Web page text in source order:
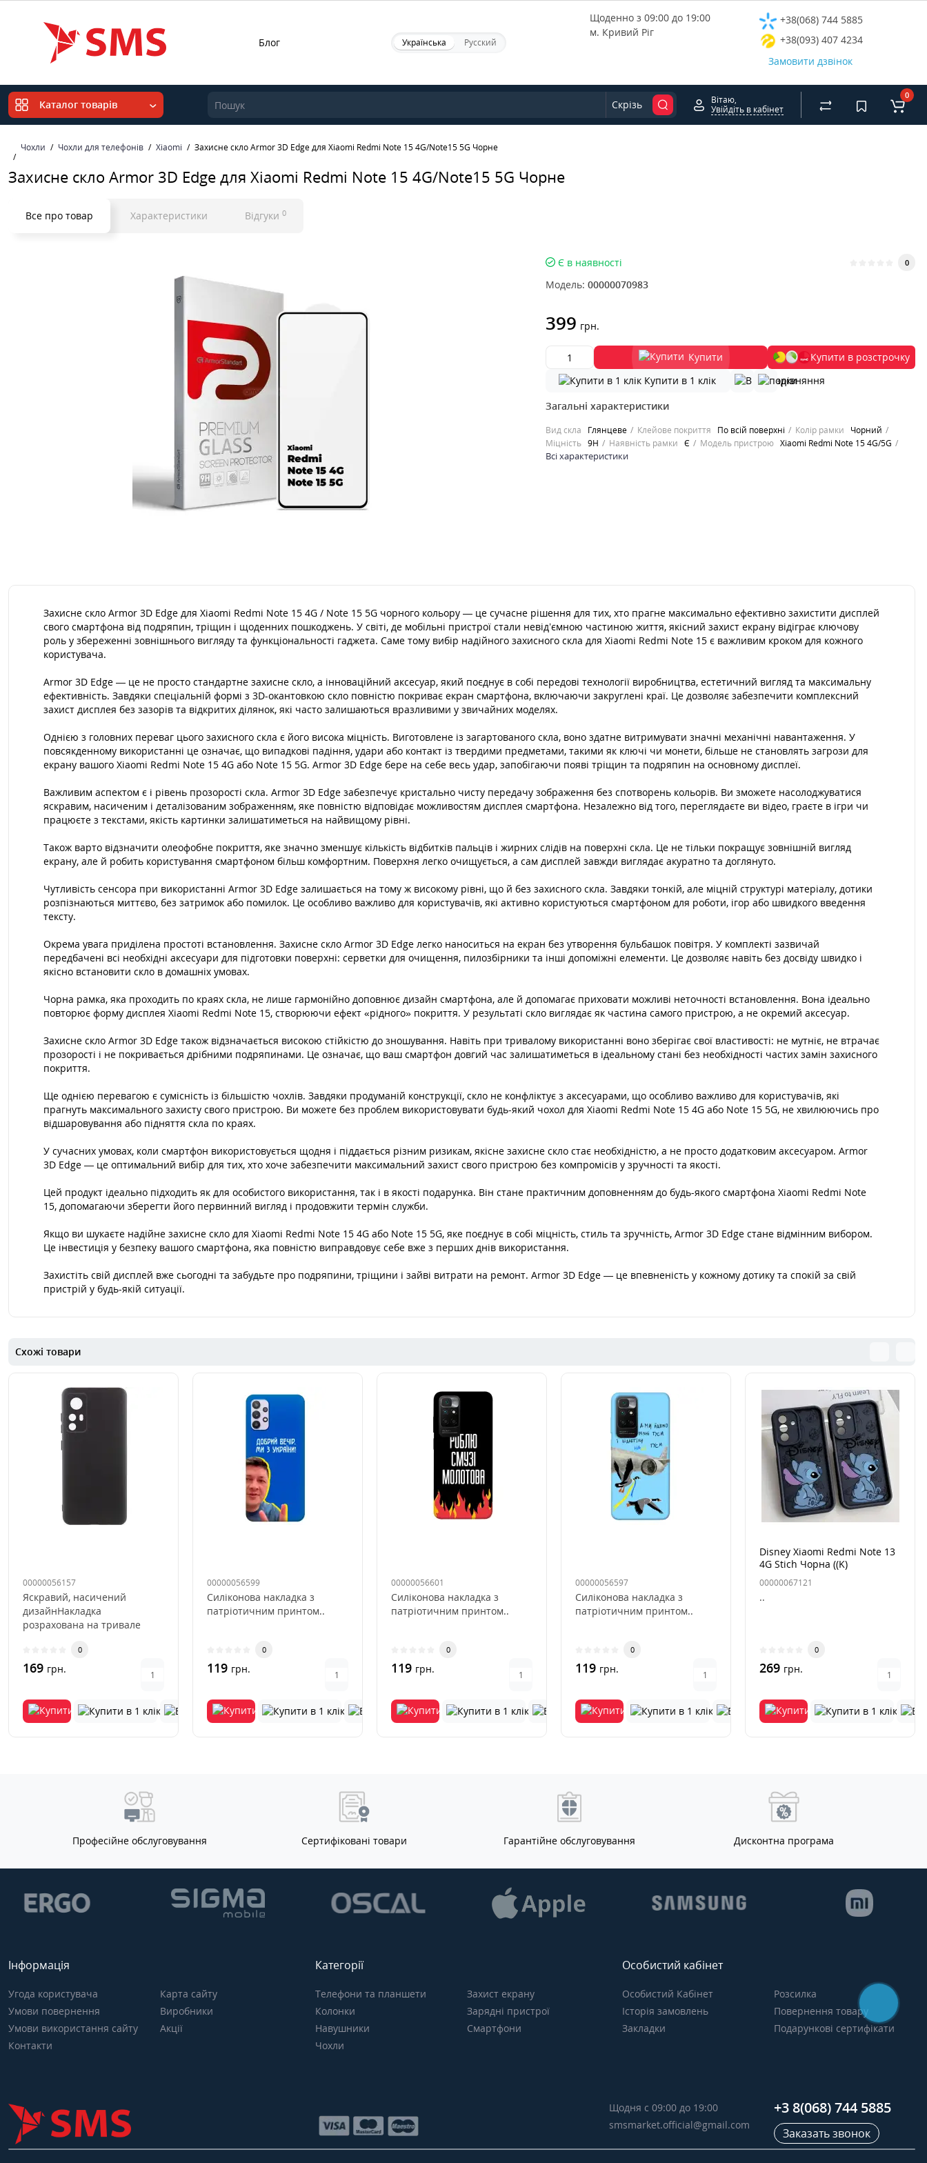
Блог Українська Русский
Щоденно з 09:00 до 19:00
м. Кривий Ріг
+38(068) 744 5885
+38(093) 407 4234
Замовити дзвінок
Каталог товарів Скрізь
Вітаю,
Увійдіть в кабінет
0
Чохли Чохли для телефонів Xiaomi Захисне скло Armor 3D Edge для Xiaomi Redmi Note 15 4G/Note15 5G Чорне
Захисне скло Armor 3D Edge для Xiaomi Redmi Note 15 4G/Note15 5G Чорне
Все про товар Характеристики Відгуки 0
Є в наявності 0
Модель: 00000070983
399 грн.
Купити
Купити в розстрочку
Купити в 1 клік
Загальні характеристики
Вид скла Глянцеве Клейове покриття По всій поверхні Колір рамки
Чорний
Міцність 9H Наявність рамки Є Модель пристрою Xiaomi Redmi Note 15 4G/5G
Всі характеристики
Захисне скло Armor 3D Edge для Xiaomi Redmi Note 15 4G / Note 15 5G чорного кольору — це сучасне рішення для тих, хто прагне максимально ефективно захистити дисплей
свого смартфона від подряпин, тріщин і щоденних пошкоджень. У світі, де мобільні пристрої стали невід’ємною частиною життя, якісний захист екрану відіграє ключову
роль у збереженні зовнішнього вигляду та функціональності гаджета. Саме тому вибір надійного захисного скла для Xiaomi Redmi Note 15 є важливим кроком для кожного
користувача.
Armor 3D Edge — це не просто стандартне захисне скло, а інноваційний аксесуар, який поєднує в собі передові технології виробництва, естетичний вигляд та максимальну
ефективність. Завдяки спеціальній формі з 3D-окантовкою скло повністю покриває екран смартфона, включаючи закруглені краї. Це дозволяє забезпечити комплексний
захист дисплея без зазорів та відкритих ділянок, які часто залишаються вразливими у звичайних моделях.
Однією з головних переваг цього захисного скла є його висока міцність. Виготовлене із загартованого скла, воно здатне витримувати значні механічні навантаження. У
повсякденному використанні це означає, що випадкові падіння, удари або контакт із твердими предметами, такими як ключі чи монети, більше не становлять загрози для
екрану вашого Xiaomi Redmi Note 15 4G або Note 15 5G. Armor 3D Edge бере на себе весь удар, запобігаючи появі тріщин та подряпин на основному дисплеї.
Важливим аспектом є і рівень прозорості скла. Armor 3D Edge забезпечує кристально чисту передачу зображення без спотворень кольорів. Ви зможете насолоджуватися
яскравим, насиченим і деталізованим зображенням, яке повністю відповідає можливостям дисплея смартфона. Незалежно від того, переглядаєте ви відео, граєте в ігри чи
працюєте з текстами, якість картинки залишатиметься на найвищому рівні.
Також варто відзначити олеофобне покриття, яке значно зменшує кількість відбитків пальців і жирних слідів на поверхні скла. Це не тільки покращує зовнішній вигляд
екрану, але й робить користування смартфоном більш комфортним. Поверхня легко очищується, а сам дисплей завжди виглядає акуратно та доглянуто.
Чутливість сенсора при використанні Armor 3D Edge залишається на тому ж високому рівні, що й без захисного скла. Завдяки тонкій, але міцній структурі матеріалу, дотики
розпізнаються миттєво, без затримок або помилок. Це особливо важливо для користувачів, які активно користуються смартфоном для роботи, ігор або швидкого введення
тексту.
Окрема увага приділена простоті встановлення. Захисне скло Armor 3D Edge легко наноситься на екран без утворення бульбашок повітря. У комплекті зазвичай
передбачені всі необхідні аксесуари для підготовки поверхні: серветки для очищення, пилозбірники та інші допоміжні елементи. Це дозволяє навіть без досвіду швидко і
якісно встановити скло в домашніх умовах.
Чорна рамка, яка проходить по краях скла, не лише гармонійно доповнює дизайн смартфона, але й допомагає приховати можливі неточності встановлення. Вона ідеально
повторює форму дисплея Xiaomi Redmi Note 15, створюючи ефект «рідного» покриття. У результаті скло виглядає як частина самого пристрою, а не окремий аксесуар.
Захисне скло Armor 3D Edge також відзначається високою стійкістю до зношування. Навіть при тривалому використанні воно зберігає свої властивості: не мутніє, не втрачає
прозорості і не покривається дрібними подряпинами. Це означає, що ваш смартфон довгий час залишатиметься в ідеальному стані без необхідності частих замін захисного
покриття.
Ще однією перевагою є сумісність із більшістю чохлів. Завдяки продуманій конструкції, скло не конфліктує з аксесуарами, що особливо важливо для користувачів, які
прагнуть максимального захисту свого пристрою. Ви можете без проблем використовувати будь-який чохол для Xiaomi Redmi Note 15 4G або Note 15 5G, не хвилюючись про
відшаровування або підняття скла по краях.
У сучасних умовах, коли смартфон використовується щодня і піддається різним ризикам, якісне захисне скло стає необхідністю, а не просто додатковим аксесуаром. Armor
3D Edge — це оптимальний вибір для тих, хто хоче забезпечити максимальний захист свого пристрою без компромісів у зручності та якості.
Цей продукт ідеально підходить як для особистого використання, так і в якості подарунка. Він стане практичним доповненням до будь-якого смартфона Xiaomi Redmi Note
15, допомагаючи зберегти його первинний вигляд і продовжити термін служби.
Якщо ви шукаєте надійне захисне скло для Xiaomi Redmi Note 15 4G або Note 15 5G, яке поєднує в собі міцність, стиль та зручність, Armor 3D Edge стане відмінним вибором.
Це інвестиція у безпеку вашого смартфона, яка повністю виправдовує себе вже з перших днів використання.
Захистіть свій дисплей вже сьогодні та забудьте про подряпини, тріщини і зайві витрати на ремонт. Armor 3D Edge — це впевненість у кожному дотику та спокій за свій
пристрій у будь-якій ситуації.
Схожі товари
00000056157
Яскравий, насичений
дизайнНакладка
розрахована на тривале
деформація та виц..
0
169 грн.
00000056599
Силіконова накладка з
патріотичним принтом..
0
119 грн.
00000056601
Силіконова накладка з
патріотичним принтом..
0
119 грн.
00000056597
Силіконова накладка з
патріотичним принтом..
0
119 грн.
Disney Xiaomi Redmi Note 13
4G Stich Чорна ((K)
00000067121
..
0
269 грн.
Професійне обслуговування Сертифіковані товари Гарантійне обслуговування Дисконтна програма
Інформація
Угода користувача
Умови повернення
Умови використання сайту
Контакти
Карта сайту
Виробники
Акції
Категорії
Телефони та планшети
Колонки
Навушники
Чохли
Захист екрану
Зарядні пристрої
Смартфони
Особистий кабінет
Особистий Кабінет
Історія замовлень
Закладки
Розсилка
Повернення товару
Подарункові сертифікати
Щодня с 09:00 до 19:00
smsmarket.official@gmail.com
+3 8(068) 744 5885
Заказать звонок